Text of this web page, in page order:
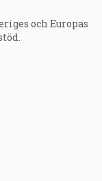
och Europas